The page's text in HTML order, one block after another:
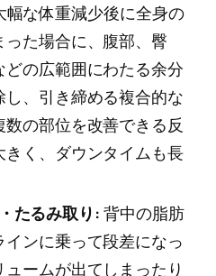
幅な体重減少後に全身の
た場合に、腹部、臀
の広範囲にわたる余分
、引き締める複合的な
の部位を改善できる反
く、ダウンタイムも長
たるみ取り:背中の脂肪
ンに乗って段差になっ
ームが出てしまったり